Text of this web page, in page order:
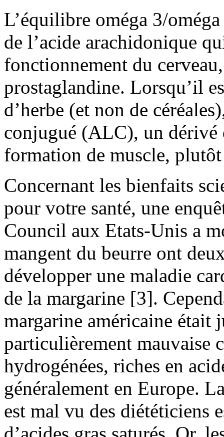
L’équilibre oméga 3/
de l’acide arachidonique
fonctionnement du
prostaglandine. Lorsqu’il
d’herbe (et non de
conjugué (ALC), un dérivé
formation de muscle,
Concernant les bienfaits
pour votre santé, une
Council aux Etats-Unis a
mangent du beurre ont
développer une maladie
de la margarine [3].
margarine américaine était
particulièrement mauvaise
hydrogénées, riches en
généralement en Europe.
est mal vu des diététiciens